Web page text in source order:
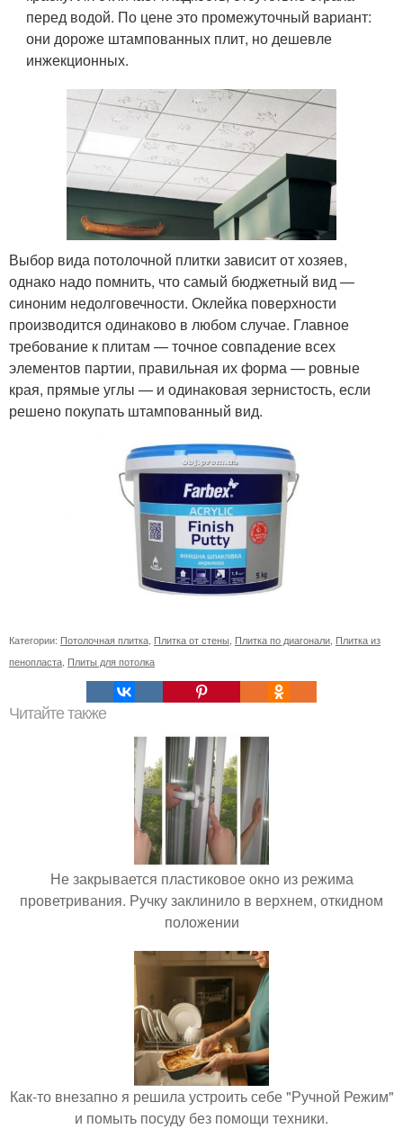
перед водой. По цене это промежуточный вариант:
они дороже штампованных плит, но дешевле
инжекционных.
Выбор вида потолочной плитки зависит от хозяев,
однако надо помнить, что самый бюджетный вид —
синоним недолговечности. Оклейка поверхности
производится одинаково в любом случае. Главное
требование к плитам — точное совпадение всех
элементов партии, правильная их форма — ровные
края, прямые углы — и одинаковая зернистость, если
решено покупать штампованный вид.
Категории: Потолочная плитка Плитка от стены Плитка по диагонали Плитка из
пенопласта Плиты для потолка
Читайте также
Не закрывается пластиковое окно из режима
проветривания. Ручку заклинило в верхнем, откидном
положении
Как-то внезапно я решила устроить себе "Ручной Режим"
и помыть посуду без помощи техники.